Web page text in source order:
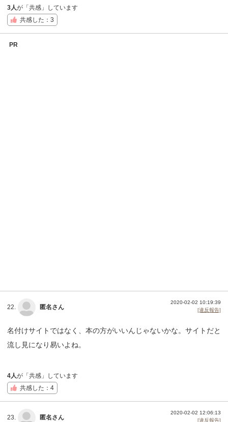
3人が「共感」しています
共感した：3
PR
22. 匿名さん
2020-02-02 10:19:39
[違反報告]
名付けサイトではなく、本の方がいいんじゃないかな。サイトだと
流し見になり易いよね。
4人が「共感」しています
共感した：4
23. 匿名さん
2020-02-02 12:06:13
[違反報告]